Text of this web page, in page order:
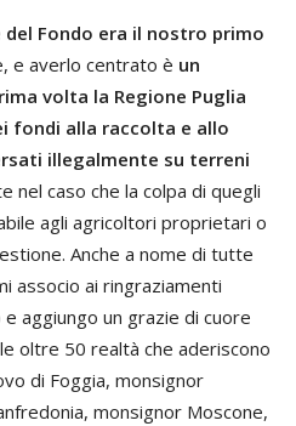
del Fondo era il nostro primo
e averlo centrato è un
volta la Regione Puglia
fondi alla raccolta e allo
illegalmente su terreni
nel caso che la colpa di quegli
agli agricoltori proprietari o
Anche a nome di tutte
associo ai ringraziamenti
aggiungo un grazie di cuore
oltre 50 realtà che aderiscono
di Foggia, monsignor
monsignor Moscone,